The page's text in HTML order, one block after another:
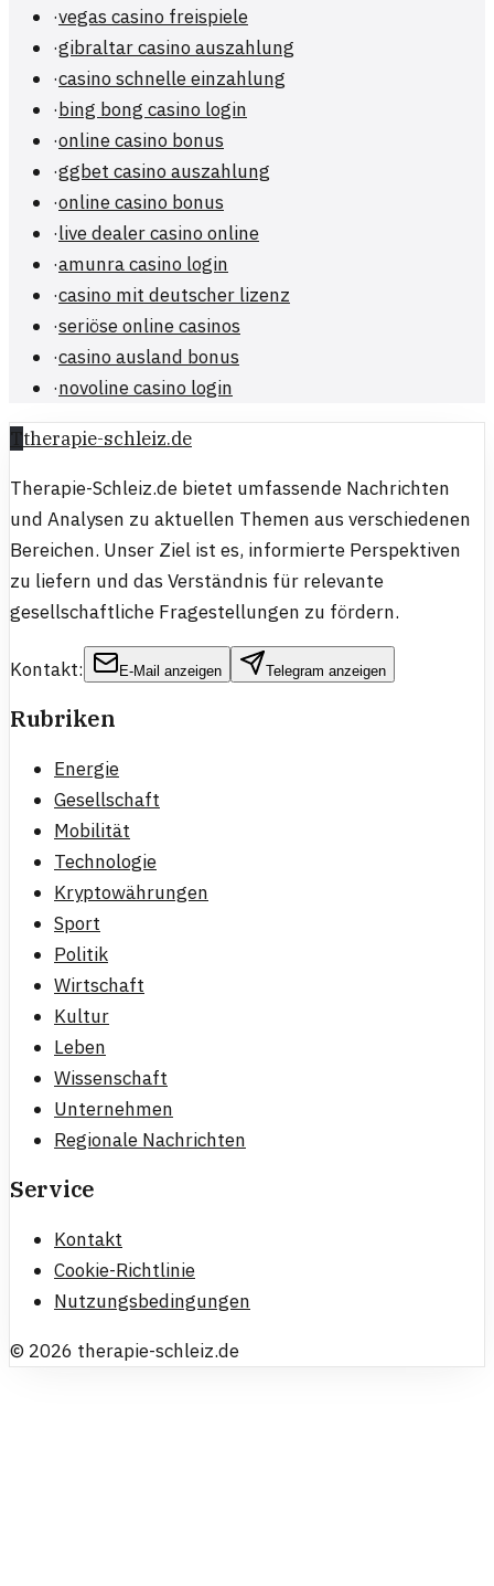
·vegas casino freispiele
·gibraltar casino auszahlung
·casino schnelle einzahlung
·bing bong casino login
·online casino bonus
·ggbet casino auszahlung
·online casino bonus
·live dealer casino online
·amunra casino login
·casino mit deutscher lizenz
·seriöse online casinos
·casino ausland bonus
·novoline casino login
Ttherapie-schleiz.de
Therapie-Schleiz.de bietet umfassende Nachrichten
und Analysen zu aktuellen Themen aus verschiedenen
Bereichen. Unser Ziel ist es, informierte Perspektiven
zu liefern und das Verständnis für relevante
gesellschaftliche Fragestellungen zu fördern.
Kontakt: E-Mail anzeigen Telegram anzeigen
Rubriken
Energie
Gesellschaft
Mobilität
Technologie
Kryptowährungen
Sport
Politik
Wirtschaft
Kultur
Leben
Wissenschaft
Unternehmen
Regionale Nachrichten
Service
Kontakt
Cookie-Richtlinie
Nutzungsbedingungen
© 2026 therapie-schleiz.de